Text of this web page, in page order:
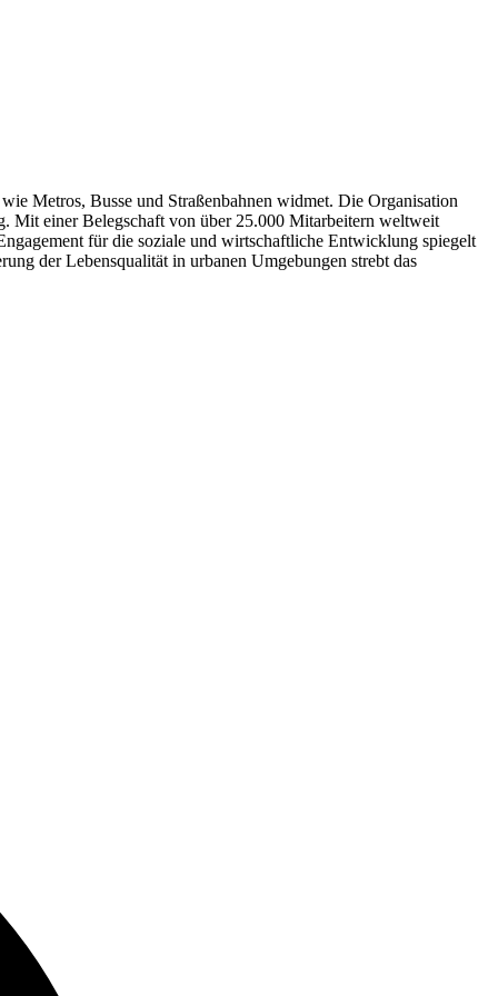
Metros, Busse und Straßenbahnen widmet. Die Organisation
Mit einer Belegschaft von über 25.000 Mitarbeitern weltweit
für die soziale und wirtschaftliche Entwicklung spiegelt
der Lebensqualität in urbanen Umgebungen strebt das